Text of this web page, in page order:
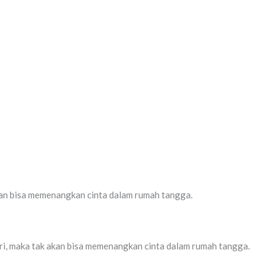
bisa memenangkan cinta dalam rumah tangga.
maka tak akan bisa memenangkan cinta dalam rumah tangga.